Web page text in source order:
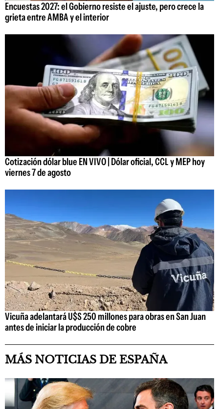
Encuestas 2027: el Gobierno resiste el ajuste, pero crece la
grieta entre AMBA y el interior
Cotización dólar blue EN VIVO | Dólar oficial, CCL y MEP hoy
viernes 7 de agosto
Vicuña adelantará U$S 250 millones para obras en San Juan
antes de iniciar la producción de cobre
MÁS NOTICIAS DE ESPAÑA